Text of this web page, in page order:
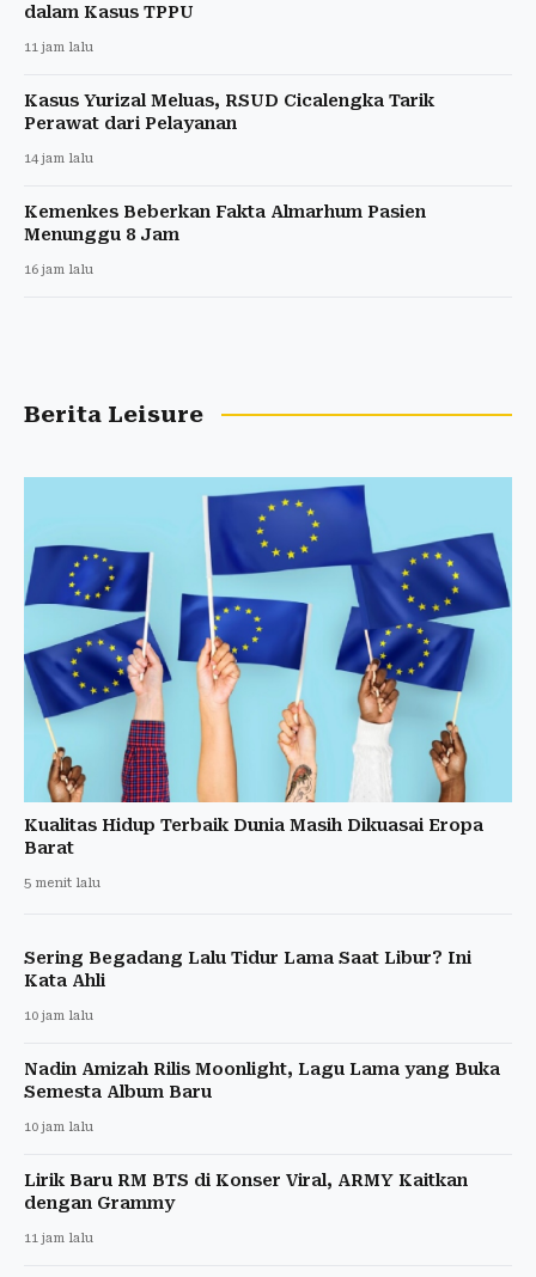
dalam Kasus TPPU
11 jam lalu
Kasus Yurizal Meluas, RSUD Cicalengka Tarik
Perawat dari Pelayanan
14 jam lalu
Kemenkes Beberkan Fakta Almarhum Pasien
Menunggu 8 Jam
16 jam lalu
Berita Leisure
Kualitas Hidup Terbaik Dunia Masih Dikuasai Eropa
Barat
5 menit lalu
Sering Begadang Lalu Tidur Lama Saat Libur? Ini
Kata Ahli
10 jam lalu
Nadin Amizah Rilis Moonlight, Lagu Lama yang Buka
Semesta Album Baru
10 jam lalu
Lirik Baru RM BTS di Konser Viral, ARMY Kaitkan
dengan Grammy
11 jam lalu